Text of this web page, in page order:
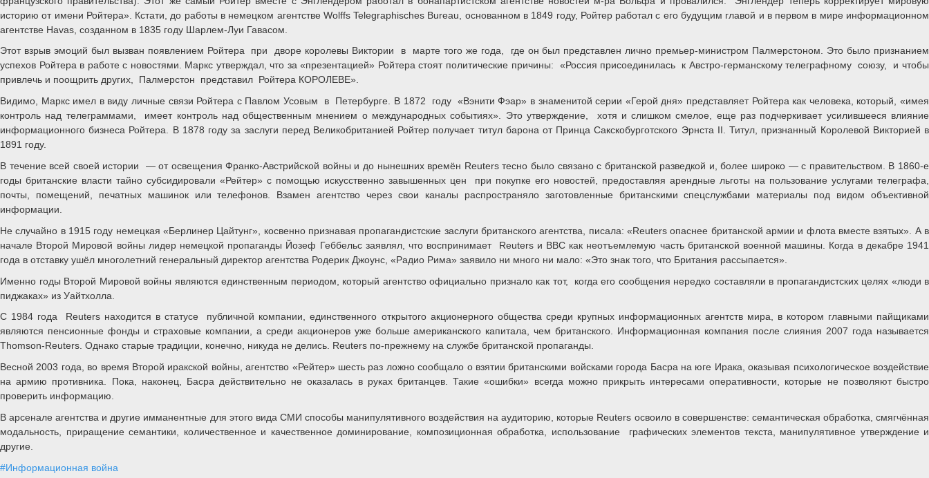
историю от имени Ройтера». Кстати, до работы в немецком агентстве Wolffs Telegraphisches Bureau, основанном в 1849 году, Ройтер работал с его будущим главой и в первом в мире информационном
агентстве Havas, созданном в 1835 году Шарлем-Луи Гавасом.
Этот взрыв эмоций был вызван появлением Ройтера при дворе королевы Виктории в марте того же года, где он был представлен лично премьер-министром Палмерстоном. Это было признанием
успехов Ройтера в работе с новостями. Маркс утверждал, что за «презентацией» Ройтера стоят политические причины: «Россия присоединилась к Австро-германскому телеграфному союзу, и чтобы
привлечь и поощрить других, Палмерстон представил Ройтера КОРОЛЕВЕ».
Видимо, Маркс имел в виду личные связи Ройтера с Павлом Усовым в Петербурге. В 1872 году «Вэнити Фэар» в знаменитой серии «Герой дня» представляет Ройтера как человека, который, «имея
контроль над телеграммами, имеет контроль над общественным мнением о международных событиях». Это утверждение, хотя и слишком смелое, еще раз подчеркивает усилившееся влияние
информационного бизнеса Ройтера. В 1878 году за заслуги перед Великобританией Ройтер получает титул барона от Принца Сакскобурготского Эрнста II. Титул, признанный Королевой Викторией в
1891 году.
В течение всей своей истории — от освещения Франко-Австрийской войны и до нынешних времён Reuters тесно было связано с британской разведкой и, более широко — с правительством. В 1860-е
годы британские власти тайно субсидировали «Рейтер» с помощью искусственно завышенных цен при покупке его новостей, предоставляя арендные льготы на пользование услугами телеграфа,
почты, помещений, печатных машинок или телефонов. Взамен агентство через свои каналы распространяло заготовленные британскими спецслужбами материалы под видом объективной
информации.
Не случайно в 1915 году немецкая «Берлинер Цайтунг», косвенно признавая пропагандистские заслуги британского агентства, писала: «Reuters опаснее британской армии и флота вместе взятых». А в
начале Второй Мировой войны лидер немецкой пропаганды Йозеф Геббельс заявлял, что воспринимает Reuters и BBC как неотъемлемую часть британской военной машины. Когда в декабре 1941
года в отставку ушёл многолетний генеральный директор агентства Родерик Джоунс, «Радио Рима» заявило ни много ни мало: «Это знак того, что Британия рассыпается».
Именно годы Второй Мировой войны являются единственным периодом, который агентство официально признало как тот, когда его сообщения нередко составляли в пропагандистских целях «люди в
пиджаках» из Уайтхолла.
С 1984 года Reuters находится в статусе публичной компании, единственного открытого акционерного общества среди крупных информационных агентств мира, в котором главными пайщиками
являются пенсионные фонды и страховые компании, а среди акционеров уже больше американского капитала, чем британского. Информационная компания после слияния 2007 года называется
Thomson-Reuters. Однако старые традиции, конечно, никуда не делись. Reuters по-прежнему на службе британской пропаганды.
Весной 2003 года, во время Второй иракской войны, агентство «Рейтер» шесть раз ложно сообщало о взятии британскими войсками города Басра на юге Ирака, оказывая психологическое воздействие
на армию противника. Пока, наконец, Басра действительно не оказалась в руках британцев. Такие «ошибки» всегда можно прикрыть интересами оперативности, которые не позволяют быстро
проверить информацию.
В арсенале агентства и другие имманентные для этого вида СМИ способы манипулятивного воздействия на аудиторию, которые Reuters освоило в совершенстве: семантическая обработка, смягчённая
модальность, приращение семантики, количественное и качественное доминирование, композиционная обработка, использование графических элементов текста, манипулятивное утверждение и
другие.
#Информационная война